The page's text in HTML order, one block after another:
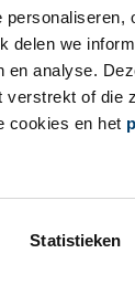
delen we
analyse.
of die
cookies en het
Statistieken